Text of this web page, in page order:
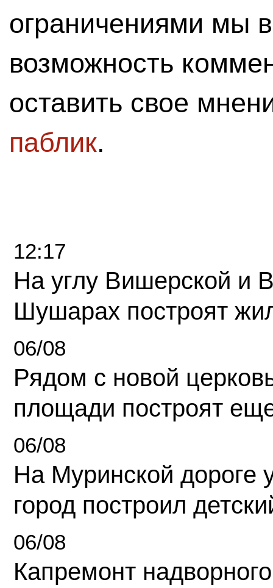
ограничениями мы
возможность
оставить свое
паблик.
12:17
На углу Вишерской и
Шушарах построят
06/08
Рядом с новой
площади построят
06/08
На Муринской дороге
город построил
06/08
Капремонт